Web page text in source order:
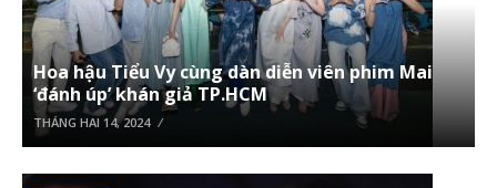
Hoa hậu Tiểu Vy cùng dàn diễn viên phim Mai
‘đánh úp’ khán giả TP.HCM
THÁNG HAI 14, 2024